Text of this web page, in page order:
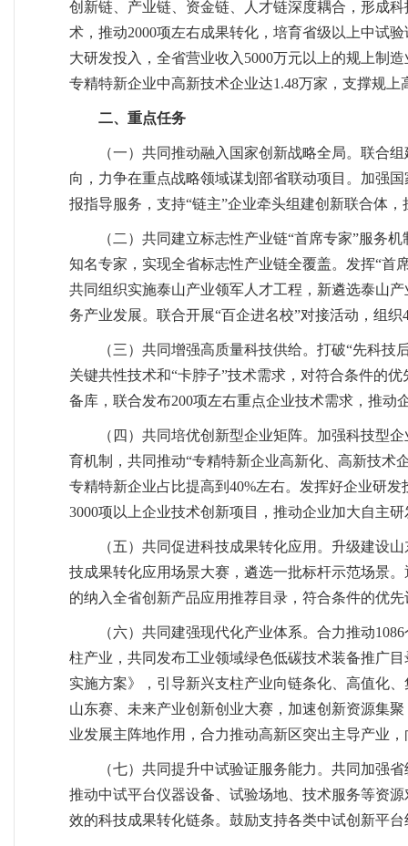
创新链、产业链、资金链、人才链深度耦合，形成
术，推动2000项左右成果转化，培育省级以上中试
大研发投入，全省营业收入5000万元以上的规上制
专精特新企业中高新技术企业达1.48万家，支撑规
二、重点任务
（一）共同推动融入国家创新战略全局。联合
向，力争在重点战略领域谋划部省联动项目。加强
报指导服务，支持“链主”企业牵头组建创新联合体
（二）共同建立标志性产业链“首席专家”服务
知名专家，实现全省标志性产业链全覆盖。发挥“首
共同组织实施泰山产业领军人才工程，新遴选泰山
务产业发展。联合开展“百企进名校”对接活动，组
（三）共同增强高质量科技供给。打破“先科
关键共性技术和“卡脖子”技术需求，对符合条件的
备库，联合发布200项左右重点企业技术需求，推
（四）共同培优创新型企业矩阵。加强科技型
育机制，共同推动“专精特新企业高新化、高新技术
专精特新企业占比提高到40%左右。发挥好企业研
3000项以上企业技术创新项目，推动企业加大自主
（五）共同促进科技成果转化应用。升级建设
技成果转化应用场景大赛，遴选一批标杆示范场景
的纳入全省创新产品应用推荐目录，符合条件的优先
（六）共同建强现代化产业体系。合力推动
柱产业，共同发布工业领域绿色低碳技术装备推广
实施方案》，引导新兴支柱产业向链条化、高值化
山东赛、未来产业创新创业大赛，加速创新资源集
业发展主阵地作用，合力推动高新区突出主导产业，
（七）共同提升中试验证服务能力。共同加强
推动中试平台仪器设备、试验场地、技术服务等资
效的科技成果转化链条。鼓励支持各类中试创新平